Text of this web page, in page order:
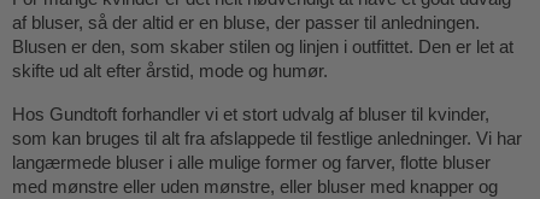
af bluser, så der altid er en bluse, der passer til anledningen.
Blusen er den, som skaber stilen og linjen i outfittet. Den er let at
skifte ud alt efter årstid, mode og humør.
Hos Gundtoft forhandler vi et stort udvalg af bluser til kvinder,
som kan bruges til alt fra afslappede til festlige anledninger. Vi har
langærmede bluser i alle mulige former og farver, flotte bluser
med mønstre eller uden mønstre, eller bluser med knapper og